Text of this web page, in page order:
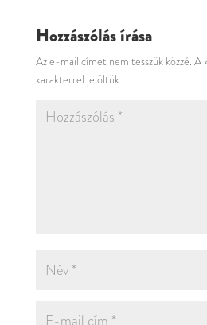
Hozzászólás írása
Az e-mail címet nem tesszük közzé. A
karakterrel jelöltük